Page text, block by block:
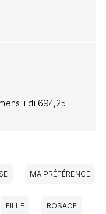
di 694,25
MA PRÉFÉRENCE
FILLE ROSACE